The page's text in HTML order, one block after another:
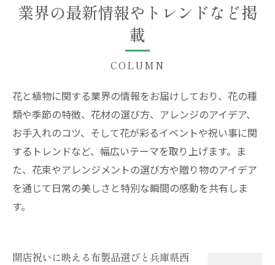
業界の最新情報やトレンドなど掲
載
COLUMN
花と植物に関する業界の情報をお届けしており、花の種
類や季節の特徴、花材の選び方、アレンジのアイデア、
お手入れのコツ、そして花が彩るイベントや祝い事に関
するトレンドなど、幅広いテーマを取り上げます。ま
た、花束やアレンジメントの選び方や贈り物のアイデア
を通じて日常の美しさと特別な瞬間の感動を共有しま
す。
開店祝いに映える布製品選びと兵庫県西